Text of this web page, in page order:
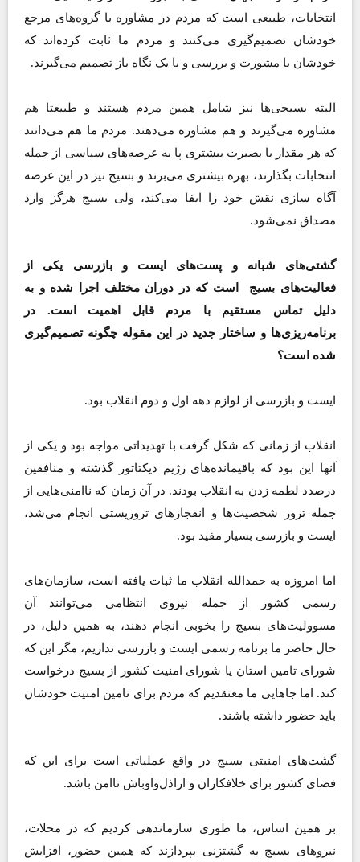
انتخابات، طبیعی است که مردم در مشاوره با گروه‌های مرجع
خودشان تصمیم‌گیری می‌کنند و مردم ما ثابت کرده‌اند که
خودشان با مشورت و بررسی و با یک نگاه باز تصمیم می‌گیرند.
البته بسیجی‌ها نیز شامل همین مردم هستند و طبیعتا هم
مشاوره می‌گیرند و هم مشاوره می‌دهند. مردم ما هم می‌‌دانند
که هر مقدار با بصیرت بیشتری پا به عرصه‌های سیاسی از جمله
انتخابات بگذارند، بهره بیشتری می‌برند و بسیج نیز در این عرصه
آگاه سازی نقش خود را ایفا می‌کند، ولی بسیج هرگز وارد
مصداق نمی‌شود.
گشتی‌های شبانه و پست‌های ایست و بازرسی یکی از
فعالیت‌های بسیج است که در دوران مختلف اجرا شده و به
دلیل تماس مستقیم با مردم قابل اهمیت است. در
برنامه‌ریزی‌ها و ساختار جدید در این مقوله چگونه تصمیم‌گیری
شده است؟
ایست و بازرسی از لوازم دهه اول و دوم انقلاب بود.
انقلاب از زمانی که شکل گرفت با تهدیداتی مواجه بود و یکی از
آنها این بود که باقیمانده‌های رژیم دیکتاتور گذشته و منافقین
درصدد لطمه زدن به انقلاب بودند. در آن زمان که ناامنی‌هایی از
جمله ترور شخصیت‌ها و انفجار‌های تروریستی انجام می‌شد،
ایست و بازرسی بسیار مفید بود.
اما امروزه به حمدالله انقلاب ما ثبات یافته است، سازمان‌های
رسمی کشور از جمله نیروی انتظامی می‌توانند آن
مسوولیت‌های بسیج را بخوبی انجام دهند، به همین دلیل، در
حال حاضر ما برنامه‌ رسمی ایست و بازرسی نداریم، مگر این که
شورای تامین استان یا شورای امنیت کشور از بسیج درخواست
کند. اما جاهایی ما معتقدیم که مردم برای تامین امنیت خودشان
باید حضور داشته باشند.
گشت‌های امنیتی بسیج در واقع عملیاتی است برای این که
فضای کشور برای خلافکاران و اراذل‌و‌اوباش ناامن باشد.
بر همین اساس، ما طوری سازماندهی کردیم که در محلات،
نیروهای بسیج به گشتزنی بپردازند که همین حضور، افزایش